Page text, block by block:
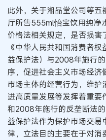
此外，关于湘品堂公司等
厅所售555ml怡宝饮用纯净
价格法相关规定，是否损害
《中华人民共和国消费者
益保护法）与2008年施行
序，促进社会主义市场经济
市场主体的经营行为，维
进高质量发展等发挥着重
和2008年施行的反垄断法
益保护法作为保护市场交
律，立法目的主要在于对